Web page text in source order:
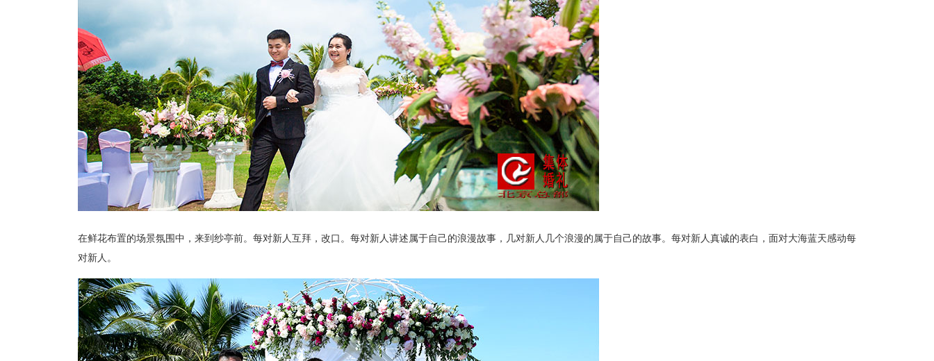
在鲜花布置的场景氛围中，来到纱亭前。每对新人互拜，改口。每对新人讲述属于自己的浪漫故事 ，几对新人几个浪漫的属于自己的故事。每对新人真诚的表白，面对大海蓝天感动每
对新人。